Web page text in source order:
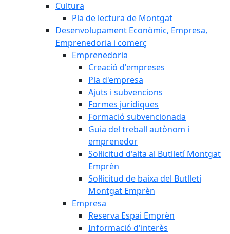
Cultura
Pla de lectura de Montgat
Desenvolupament Econòmic, Empresa,
Emprenedoria i comerç
Emprenedoria
Creació d'empreses
Pla d'empresa
Ajuts i subvencions
Formes jurídiques
Formació subvencionada
Guia del treball autònom i
emprenedor
Sol·licitud d'alta al Butlletí Montgat
Emprèn
Sol·licitud de baixa del Butlletí
Montgat Emprèn
Empresa
Reserva Espai Emprèn
Informació d'interès